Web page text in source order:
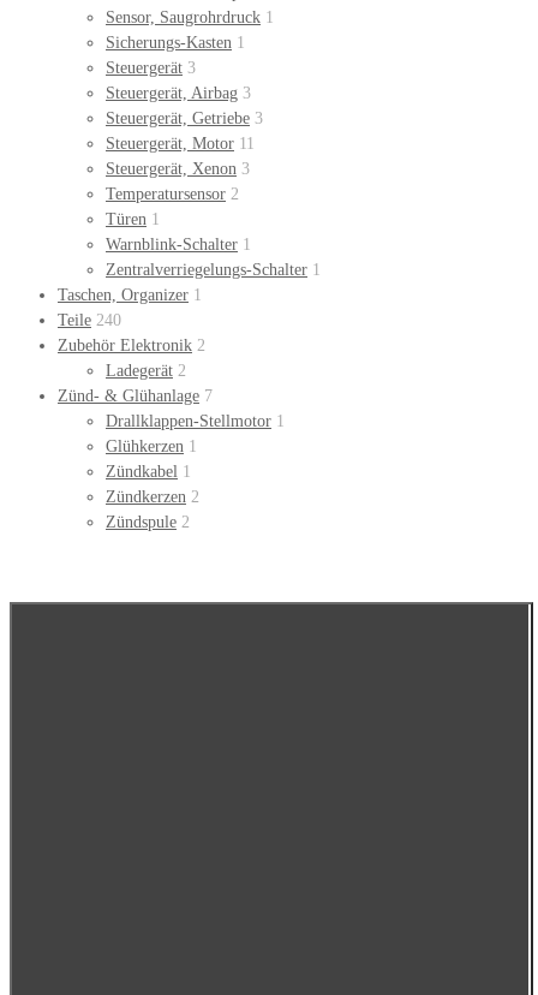
Sensor, Saugrohrdruck 1
Sicherungs-Kasten 1
Steuergerät 3
Steuergerät, Airbag 3
Steuergerät, Getriebe 3
Steuergerät, Motor 11
Steuergerät, Xenon 3
Temperatursensor 2
Türen 1
Warnblink-Schalter 1
Zentralverriegelungs-Schalter 1
Taschen, Organizer 1
Teile 240
Zubehör Elektronik 2
Ladegerät 2
Zünd- & Glühanlage 7
Drallklappen-Stellmotor 1
Glühkerzen 1
Zündkabel 1
Zündkerzen 2
Zündspule 2